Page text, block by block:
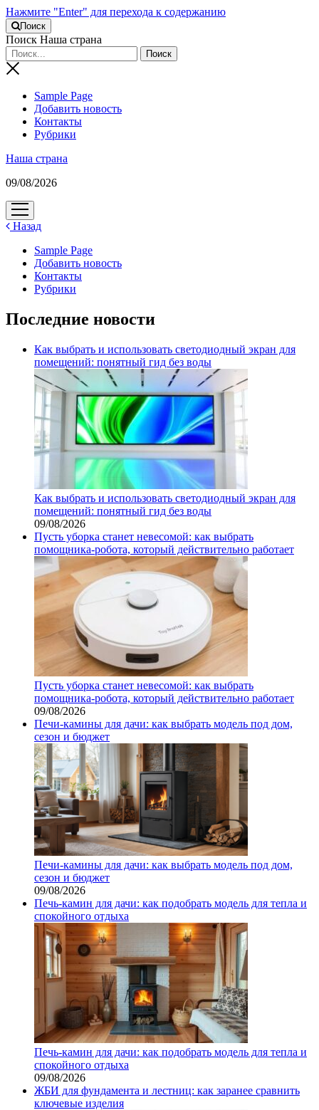
Нажмите "Enter" для перехода к содержанию
Поиск
Поиск Наша страна
Sample Page
Добавить новость
Контакты
Рубрики
Наша страна
09/08/2026
открыть
меню
Назад
Sample Page
Добавить новость
Контакты
Рубрики
Последние новости
Как выбрать и использовать светодиодный экран для
помещений: понятный гид без воды
Как выбрать и использовать светодиодный экран для
помещений: понятный гид без воды
09/08/2026
Пусть уборка станет невесомой: как выбрать
помощника‑робота, который действительно работает
Пусть уборка станет невесомой: как выбрать
помощника‑робота, который действительно работает
09/08/2026
Печи-камины для дачи: как выбрать модель под дом,
сезон и бюджет
Печи-камины для дачи: как выбрать модель под дом,
сезон и бюджет
09/08/2026
Печь-камин для дачи: как подобрать модель для тепла и
спокойного отдыха
Печь-камин для дачи: как подобрать модель для тепла и
спокойного отдыха
09/08/2026
ЖБИ для фундамента и лестниц: как заранее сравнить
ключевые изделия